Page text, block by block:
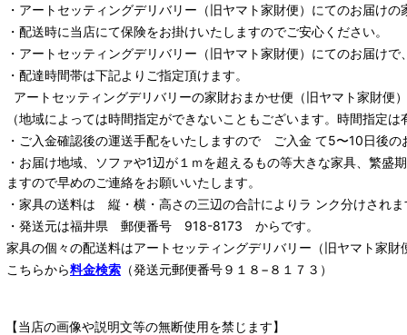
・ アートセッティングデリバリー （旧ヤマト家財便） にてのお届けの
・配送時に当店にて保険をお掛けいたしますのでご安心ください。
・ アートセッティングデリバリー （旧ヤマト家財便） にてのお届けで
・配達時間帯は下記よりご指定頂けます。
アートセッティングデリバリーの家財おまかせ便 （旧ヤマト家財便
（地域によっては時間指定ができないこともございます。時間指定
・ご入金確認後の運送手配をいたしますので ご入金 て5〜10日後の
・お届け地域、ソファや1辺が１ｍを超えるもの等大きな家具、繁
ますので早めのご連絡をお願いいたします。
・家具の送料は 縦・横・高さの三辺の合計によりラ ンク分けされま
・発送元は福井県 郵便番号 918-8173 からです。
家具の個々の配送料はアートセッティングデリバリー （旧ヤマト家財
こちらから料金検索 （発送元郵便番号９１８−８１７３）
【当店の画像や説明文等の無断使用を禁じます】